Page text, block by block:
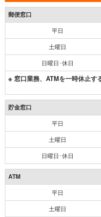
郵便窓口
平日
土曜日
日曜日･休日
※ 窓口業務、ATMを一時休止す
貯金窓口
平日
土曜日
日曜日･休日
ATM
平日
土曜日